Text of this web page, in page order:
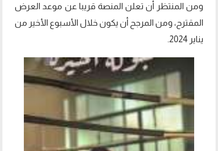
ومن المنتظر أن تعلن المنصة قريبا عن موعد العرض
المقترح، ومن المرجح أن يكون خلال الأسبوع الأخير من
يناير 2024.